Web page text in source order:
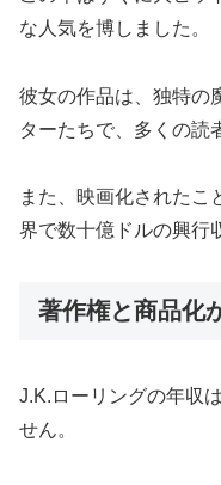
な人気を博しました。
彼女の作品は、独特の
ターたちで、多くの読
また、映画化されたこ
界で数十億ドルの興行
著作権と商品化
J.K.ローリングの年収
せん。